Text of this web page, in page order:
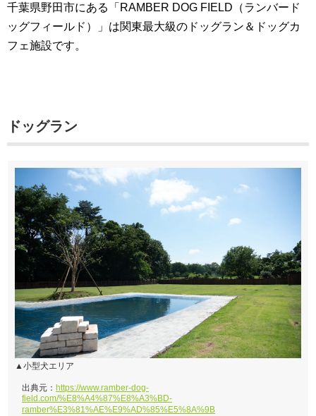
千葉県野田市にある「RAMBER DOG FIELD（ランバード
ッグフィールド）」は関東最大級のドッグラン＆ドッグカ
フェ施設です。
ドッグラン
▲小型犬エリア
出典元： https://www.ramber-dog-
field.com/%E8%A4%87%E8%A3%BD-
ramber%E3%81%AE%E9%AD%85%E5%8A%9B